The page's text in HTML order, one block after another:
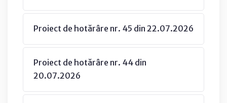
Proiect de hotărâre nr. 45 din 22.07.2026
Proiect de hotărâre nr. 44 din
20.07.2026